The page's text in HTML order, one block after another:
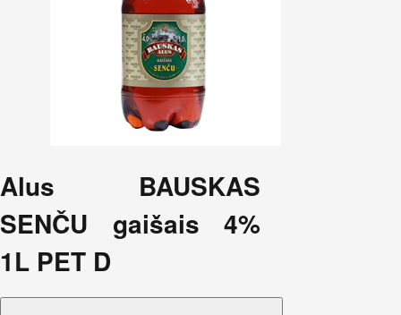
Alus BAUSKAS
SENČU gaišais 4%
1L PET D